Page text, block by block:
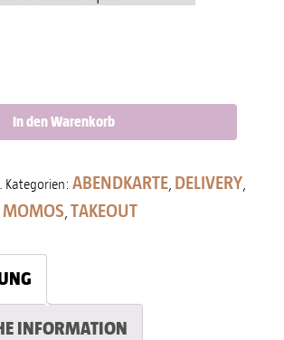
In den Warenkorb
Kategorien: ABENDKARTE DELIVERY
MOMOS TAKEOUT
INFORMATION